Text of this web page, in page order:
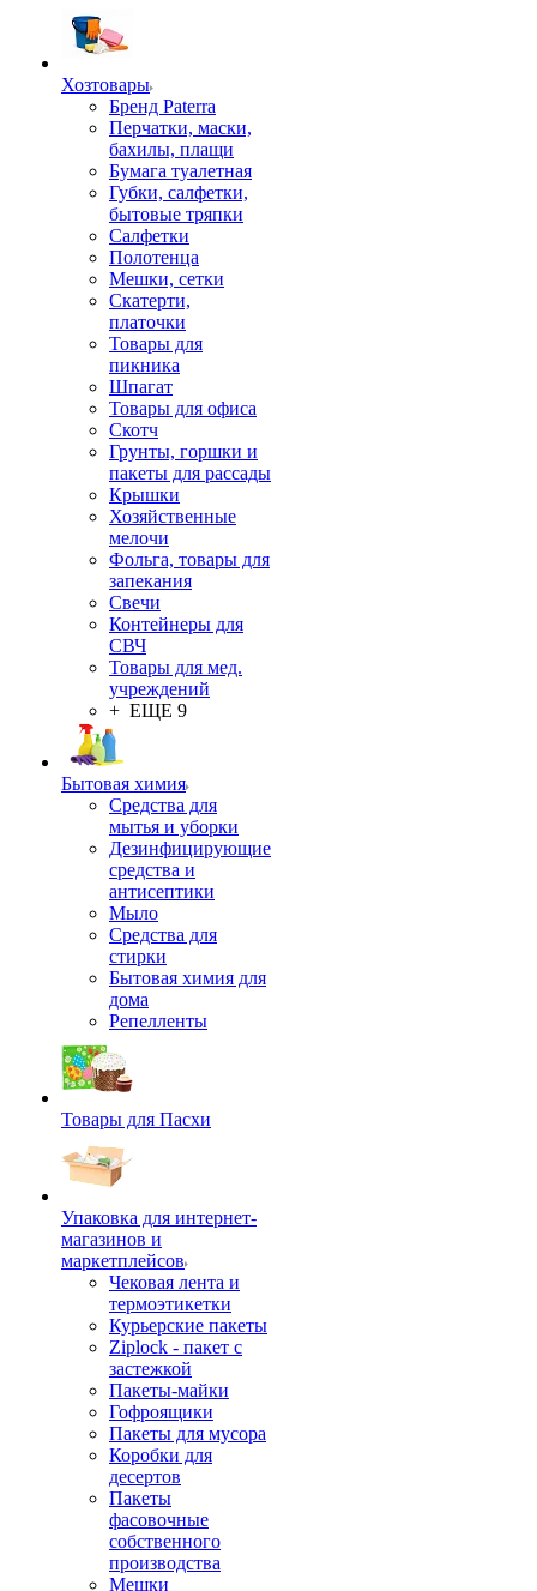
Хозтовары
Бренд Paterra
Перчатки, маски,
бахилы, плащи
Бумага туалетная
Губки, салфетки,
бытовые тряпки
Салфетки
Полотенца
Мешки, сетки
Скатерти,
платочки
Товары для
пикника
Шпагат
Товары для офиса
Скотч
Грунты, горшки и
пакеты для рассады
Крышки
Хозяйственные
мелочи
Фольга, товары для
запекания
Свечи
Контейнеры для
СВЧ
Товары для мед.
учреждений
+ ЕЩЕ 9
Бытовая химия
Средства для
мытья и уборки
Дезинфицирующие
средства и
антисептики
Мыло
Средства для
стирки
Бытовая химия для
дома
Репелленты
Товары для Пасхи
Упаковка для интернет-
магазинов и
маркетплейсов
Чековая лента и
термоэтикетки
Курьерские пакеты
Ziplock - пакет с
застежкой
Пакеты-майки
Гофроящики
Пакеты для мусора
Коробки для
десертов
Пакеты
фасовочные
собственного
производства
Мешки